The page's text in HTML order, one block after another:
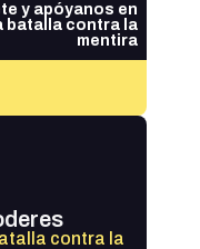
y apóyanos en
batalla contra la
mentira
contra la